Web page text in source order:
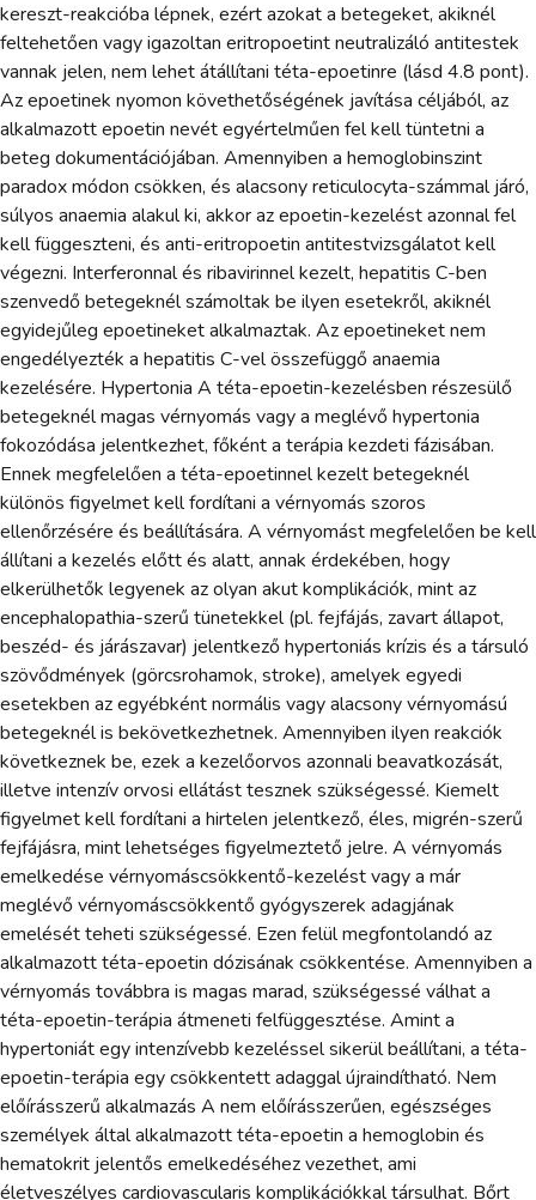
kereszt-reakcióba lépnek, ezért azokat a betegeket, akiknél
feltehetően vagy igazoltan eritropoetint neutralizáló antitestek
vannak jelen, nem lehet átállítani téta-epoetinre (lásd 4.8 pont).
Az epoetinek nyomon követhetőségének javítása céljából, az
alkalmazott epoetin nevét egyértelműen fel kell tüntetni a
beteg dokumentációjában. Amennyiben a hemoglobinszint
paradox módon csökken, és alacsony reticulocyta-számmal járó,
súlyos anaemia alakul ki, akkor az epoetin-kezelést azonnal fel
kell függeszteni, és anti-eritropoetin antitestvizsgálatot kell
végezni. Interferonnal és ribavirinnel kezelt, hepatitis C-ben
szenvedő betegeknél számoltak be ilyen esetekről, akiknél
egyidejűleg epoetineket alkalmaztak. Az epoetineket nem
engedélyezték a hepatitis C-vel összefüggő anaemia
kezelésére. Hypertonia A téta-epoetin-kezelésben részesülő
betegeknél magas vérnyomás vagy a meglévő hypertonia
fokozódása jelentkezhet, főként a terápia kezdeti fázisában.
Ennek megfelelően a téta-epoetinnel kezelt betegeknél
különös figyelmet kell fordítani a vérnyomás szoros
ellenőrzésére és beállítására. A vérnyomást megfelelően be kell
állítani a kezelés előtt és alatt, annak érdekében, hogy
elkerülhetők legyenek az olyan akut komplikációk, mint az
encephalopathia-szerű tünetekkel (pl. fejfájás, zavart állapot,
beszéd- és járászavar) jelentkező hypertoniás krízis és a társuló
szövődmények (görcsrohamok, stroke), amelyek egyedi
esetekben az egyébként normális vagy alacsony vérnyomású
betegeknél is bekövetkezhetnek. Amennyiben ilyen reakciók
következnek be, ezek a kezelőorvos azonnali beavatkozását,
illetve intenzív orvosi ellátást tesznek szükségessé. Kiemelt
figyelmet kell fordítani a hirtelen jelentkező, éles, migrén-szerű
fejfájásra, mint lehetséges figyelmeztető jelre. A vérnyomás
emelkedése vérnyomáscsökkentő-kezelést vagy a már
meglévő vérnyomáscsökkentő gyógyszerek adagjának
emelését teheti szükségessé. Ezen felül megfontolandó az
alkalmazott téta-epoetin dózisának csökkentése. Amennyiben a
vérnyomás továbbra is magas marad, szükségessé válhat a
téta-epoetin-terápia átmeneti felfüggesztése. Amint a
hypertoniát egy intenzívebb kezeléssel sikerül beállítani, a téta-
epoetin-terápia egy csökkentett adaggal újraindítható. Nem
előírásszerű alkalmazás A nem előírásszerűen, egészséges
személyek által alkalmazott téta-epoetin a hemoglobin és
hematokrit jelentős emelkedéséhez vezethet, ami
életveszélyes cardiovascularis komplikációkkal társulhat. Bőrt